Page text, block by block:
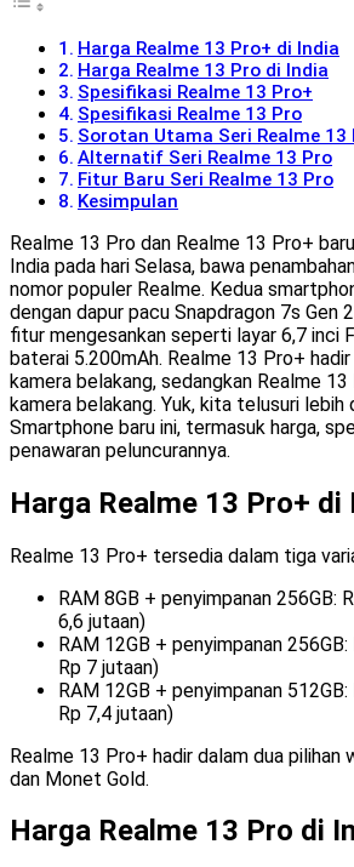
Harga Realme 13 Pro+ di India
Harga Realme 13 Pro di India
Spesifikasi Realme 13 Pro+
Spesifikasi Realme 13 Pro
Sorotan Utama Seri Realme 13
Alternatif Seri Realme 13 Pro
Fitur Baru Seri Realme 13 Pro
Kesimpulan
Realme 13 Pro dan Realme 13 Pro+
India pada hari Selasa, bawa
nomor populer Realme. Kedua
dengan dapur pacu Snapdragon 7s Gen
fitur mengesankan seperti layar 6,7 inci
baterai 5.200mAh. Realme 13 Pro+
kamera belakang, sedangkan Realme
kamera belakang. Yuk, kita telusuri
Smartphone baru ini, termasuk harga,
penawaran peluncurannya.
Harga Realme 13 Pro+ di
Realme 13 Pro+ tersedia dalam tiga
RAM 8GB + penyimpanan 256GB:
6,6 jutaan)
RAM 12GB + penyimpanan
Rp 7 jutaan)
RAM 12GB + penyimpanan
Rp 7,4 jutaan)
Realme 13 Pro+ hadir dalam dua pilihan
dan Monet Gold.
Harga Realme 13 Pro di